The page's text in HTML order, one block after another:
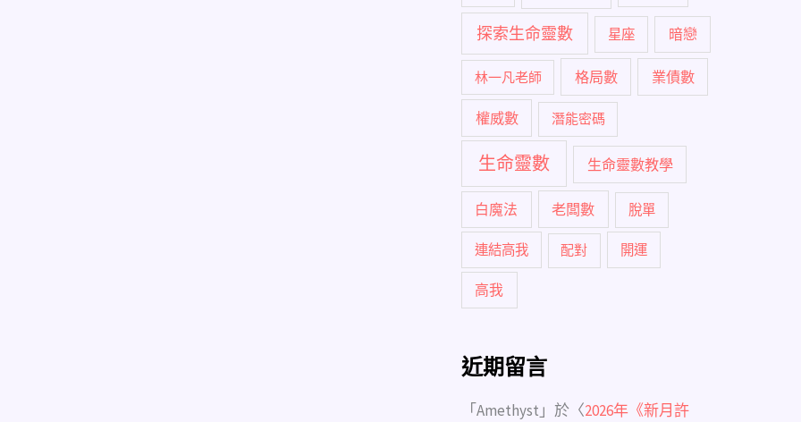
探索生命靈數 星座 暗戀
林一凡老師 格局數 業債數
權威數 潛能密碼
生命靈數 生命靈數教學
白魔法 老闆數 脫單
連結高我 配對 開運
高我
近期留言
「Amethyst 」於〈2026年《新月許